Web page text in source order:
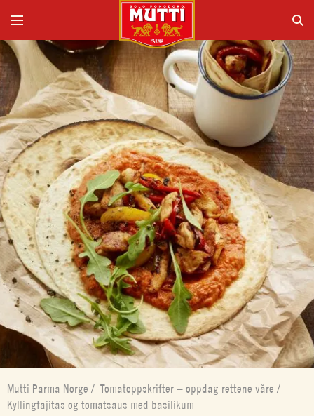
Mutti Parma Norge / Tomatoppskrifter – oppdag rettene våre /
Kyllingfajitas og tomatsaus med basilikum